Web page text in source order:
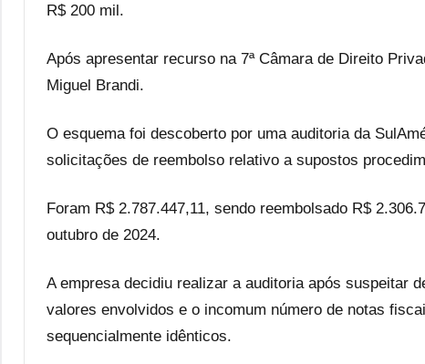
R$ 200 mil.
Após apresentar recurso na 7ª Câmara de Direito
Miguel Brandi.
O esquema foi descoberto por uma auditoria da
solicitações de reembolso relativo a supostos
Foram R$ 2.787.447,11, sendo reembolsado R$
outubro de 2024.
A empresa decidiu realizar a auditoria após suspeitar
valores envolvidos e o incomum número de notas
sequencialmente idênticos.